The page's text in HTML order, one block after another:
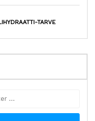
TARVE